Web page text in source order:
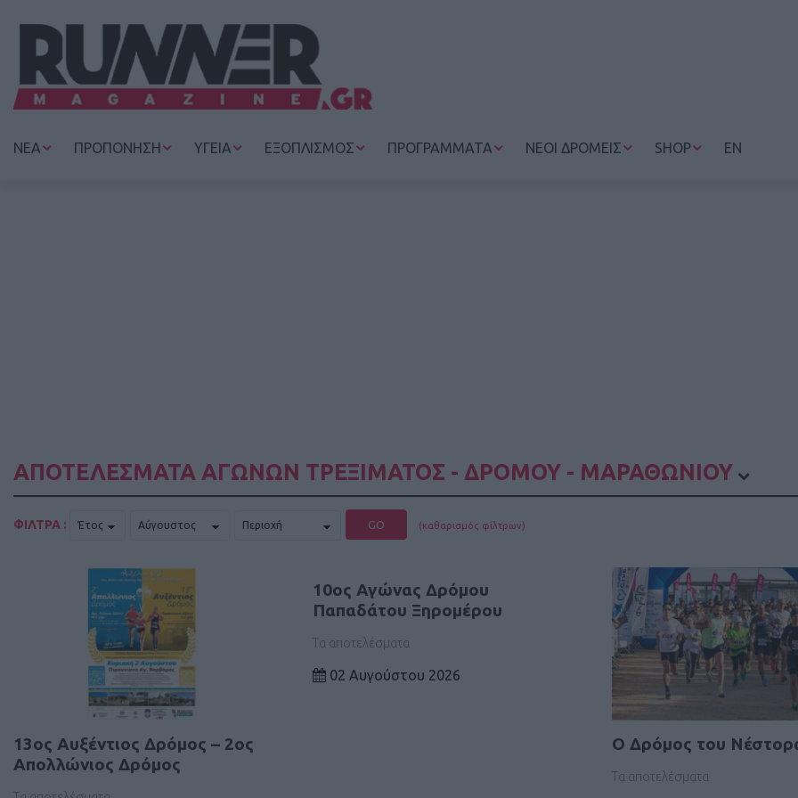
ΝΕΑ ΠΡΟΠΟΝΗΣΗ ΥΓΕΙΑ ΕΞΟΠΛΙΣΜΟΣ ΠΡΟΓΡΑΜΜΑΤΑ ΝΕΟΙ ΔΡΟΜΕΙΣ SHOP EN
ΑΠΟΤΕΛΕΣΜΑΤΑ ΑΓΩΝΩΝ ΤΡΕΞΙΜΑΤΟΣ - ΔΡΟΜΟΥ - ΜΑΡΑΘΩΝΙΟΥ
ΦΙΛΤΡΑ : GO (καθαρισμός φίλτρων)
13ος Αυξέντιος Δρόμος – 2ος
Απολλώνιος Δρόμος
10ος Αγώνας Δρόμου
Παπαδάτου Ξηρομέρου
Τα αποτελέσματα
02 Αυγούστου 2026
O Δρόμος του
Τα αποτελέσματα